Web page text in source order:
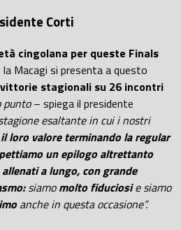
Corti
cingolana per queste Finals
Macagi si presenta a questo
stagionali su 26 incontri
punto– spiega il presidente
esaltante in cui i nostri
loro valore terminando la regular
un epilogo altrettanto
allenati a lungo, con grande
siamomolto fiduciosie siamo
anche in questa occasione”.